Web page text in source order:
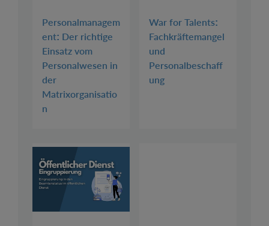
Personalmanagem
ent: Der richtige
Einsatz vom
Personalwesen in
der
Matrixorganisatio
n
War for Talents:
Fachkräftemangel
und
Personalbeschaff
ung